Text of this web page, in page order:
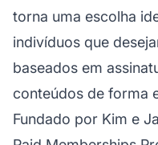
torna uma escolha
indivíduos que
baseados em
conteúdos de forma
Fundado por Kim e